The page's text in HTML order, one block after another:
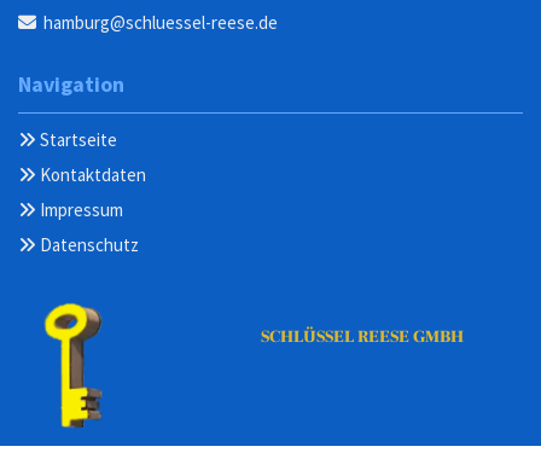
 hamburg@schluessel-reese.de
Navigation
 Startseite
 Kontaktdaten
 Impressum
 Datenschutz
SCHLÜSSEL REESE GMBH